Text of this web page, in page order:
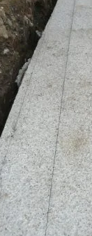
会『100TOMO』